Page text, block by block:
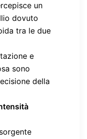
un
dovuto
tra le due
e
sono
della